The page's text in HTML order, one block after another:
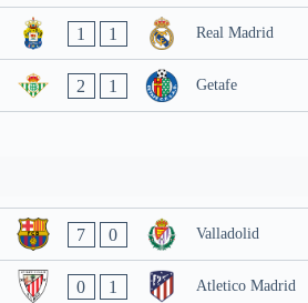
1 1 Real Madrid
2 1 Getafe
7 0 Valladolid
0 1 Atletico Madrid